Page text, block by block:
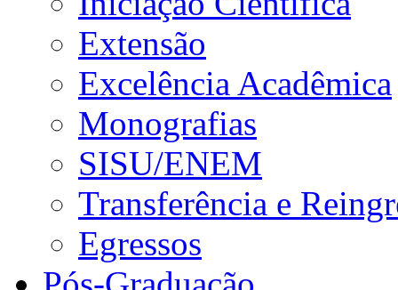
Extensão
Excelência Acadêmica
Monografias
SISU/ENEM
Transferência e
Egressos